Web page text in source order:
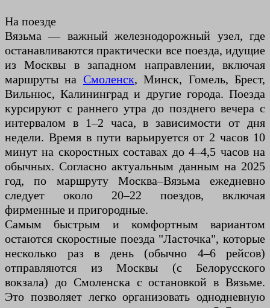
На поезде
Вязьма — важный железнодорожный узел, где
останавливаются практически все поезда, идущие
из Москвы в западном направлении, включая
маршруты на Смоленск, Минск, Гомель, Брест,
Вильнюс, Калининград и другие города. Поезда
курсируют с раннего утра до позднего вечера с
интервалом в 1–2 часа, в зависимости от дня
недели. Время в пути варьируется от 2 часов 10
минут на скоростных составах до 4–4,5 часов на
обычных. Согласно актуальным данным на 2025
год, по маршруту Москва–Вязьма ежедневно
следует около 20–22 поездов, включая
фирменные и пригородные.
Самым быстрым и комфортным вариантом
остаются скоростные поезда "Ласточка", которые
несколько раз в день (обычно 4–6 рейсов)
отправляются из Москвы (с Белорусского
вокзала) до Смоленска с остановкой в Вязьме.
Это позволяет легко организовать однодневную